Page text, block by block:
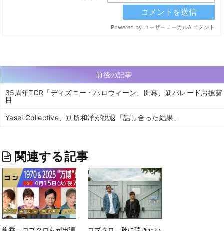
前後の記事
35周年TDR「ディズニー・ハロウィーン」開幕、新パレードお披露
目
Yasei Collective、別所和洋が脱退「話し合った結果」
関連する記事